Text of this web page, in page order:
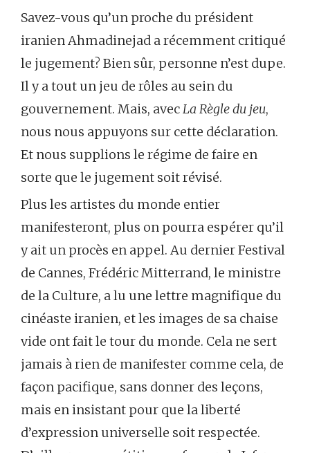
Savez-vous qu’un proche du président
iranien Ahmadinejad a récemment critiqué
le jugement? Bien sûr, personne n’est dupe.
Il y a tout un jeu de rôles au sein du
gouvernement. Mais, avecLa Règle du jeu,
nous nous appuyons sur cette déclaration.
Et nous supplions le régime de faire en
sorte que le jugement soit révisé.
Plus les artistes du monde entier
manifesteront, plus on pourra espérer qu’il
y ait un procès en appel. Au dernier Festival
de Cannes, Frédéric Mitterrand, le ministre
de la Culture, a lu une lettre magnifique du
cinéaste iranien, et les images de sa chaise
vide ont fait le tour du monde. Cela ne sert
jamais à rien de manifester comme cela, de
façon pacifique, sans donner des leçons,
mais en insistant pour que la liberté
d’expression universelle soit respectée.